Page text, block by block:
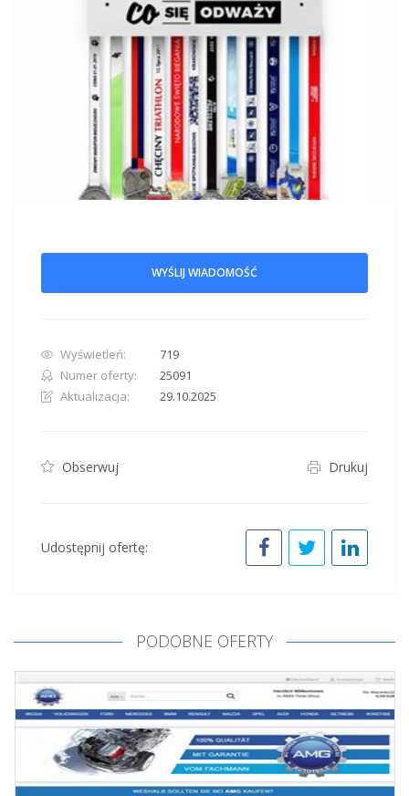
WYŚLIJ WIADOMOŚĆ
Wyświetleń:
719
Numer oferty:
25091
Aktualizacja:
29.10.2025
Obserwuj Drukuj
Udostępnij ofertę:
PODOBNE OFERTY